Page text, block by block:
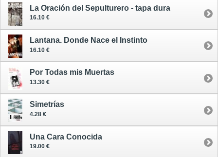
La Oración del Sepulturero - tapa dura
16.10 €
Lantana. Donde Nace el Instinto
16.10 €
Por Todas mis Muertas
13.30 €
Simetrías
4.28 €
Una Cara Conocida
19.00 €